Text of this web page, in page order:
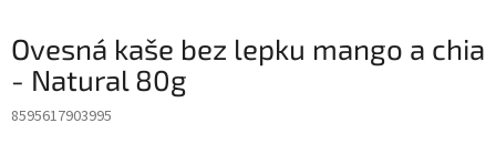
Ovesná kaše bez lepku mango a chia
- Natural 80g
8595617903995